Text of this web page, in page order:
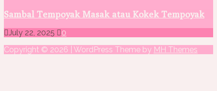
Sambal Tempoyak Masak atau Kokek Tempoyak
July 22, 2025
0
Copyright © 2026 | WordPress Theme by MH Themes